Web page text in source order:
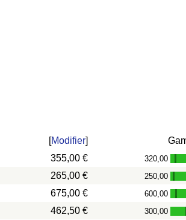
[Modifier]
355,00 € 320,00 -
265,00 € 250,00 -
675,00 € 600,00 -
462,50 € 300,00